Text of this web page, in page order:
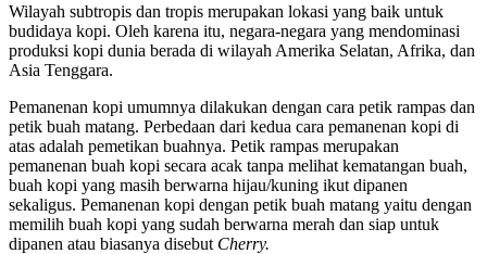
Wilayah subtropis dan tropis merupakan lokasi yang baik untuk
budidaya kopi. Oleh karena itu, negara-negara yang mendominasi
produksi kopi dunia berada di wilayah Amerika Selatan, Afrika, dan
Asia Tenggara.
Pemanenan kopi umumnya dilakukan dengan cara petik rampas dan
petik buah matang. Perbedaan dari kedua cara pemanenan kopi di
atas adalah pemetikan buahnya. Petik rampas merupakan
pemanenan buah kopi secara acak tanpa melihat kematangan buah,
buah kopi yang masih berwarna hijau/kuning ikut dipanen
sekaligus. Pemanenan kopi dengan petik buah matang yaitu dengan
memilih buah kopi yang sudah berwarna merah dan siap untuk
dipanen atau biasanya disebut Cherry.